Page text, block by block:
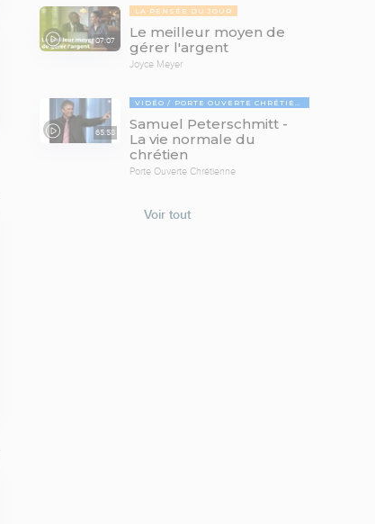
07:07
LA PENSÉE DU JOUR
Le meilleur moyen de
gérer l'argent
Joyce Meyer
65:58
VIDÉO PORTE OUVERTE CHRÉTIENNE
Samuel Peterschmitt -
La vie normale du
chrétien
Porte Ouverte Chrétienne
Voir tout